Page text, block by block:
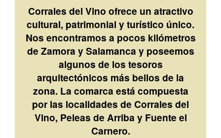
Corrales del Vino ofrece un atractivo
cultural, patrimonial y turístico único.
Nos encontramos a pocos kilómetros
de Zamora y Salamanca y poseemos
algunos de los tesoros
arquitectónicos más bellos de la
zona. La comarca está compuesta
por las localidades de Corrales del
Vino, Peleas de Arriba y Fuente el
Carnero.